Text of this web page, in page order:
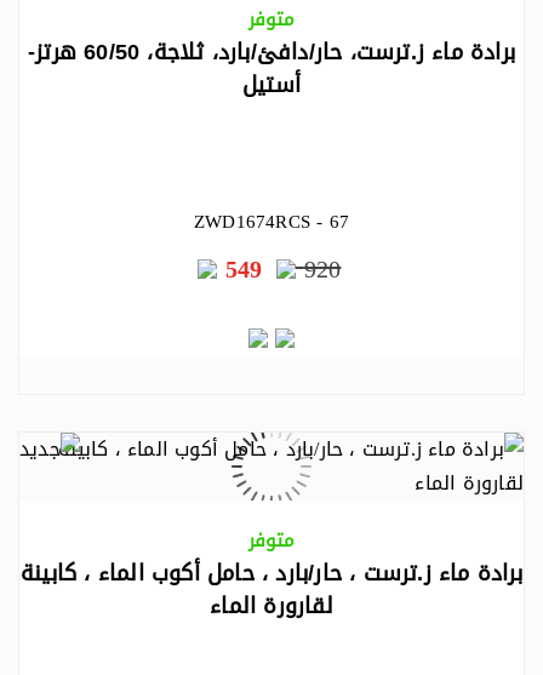
متوفر
برادة ماء ز.ترست، حار/دافئ/بارد، ثلاجة، 60/50 هرتز-
أستيل
ZWD1674RCS - 67
920
549
متوفر
برادة ماء ز.ترست ، حار/بارد ، حامل أكوب الماء ، كابينة
لقارورة الماء